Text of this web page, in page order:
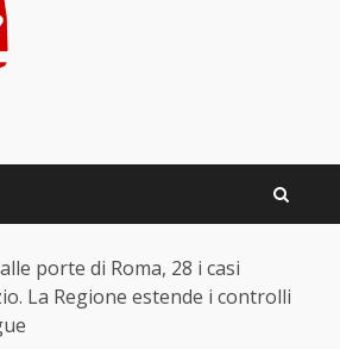
porte di Roma, 28 i casi
La Regione estende i controlli